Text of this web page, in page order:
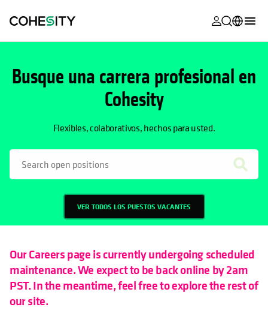
se abre en
Helios
se abre en
se abre en
se abre en
del producto
se abre en
Academia
se abre en
Community
se abre en
se abre en
English (U.S.)
Français (France)
日本語 (Japan)
한국어 (South
Korea)
Busque una carrera profesional en
Cohesity
Flexibles, colaborativos, hechos para usted.
VER TODOS LOS PUESTOS VACANTES
SE ABRE EN UNA PESTAÑA NUEVA
Our Careers page is currently undergoing scheduled
maintenance. We expect to be back online by 2am
PST. In the meantime, feel free to explore the rest of
our site.